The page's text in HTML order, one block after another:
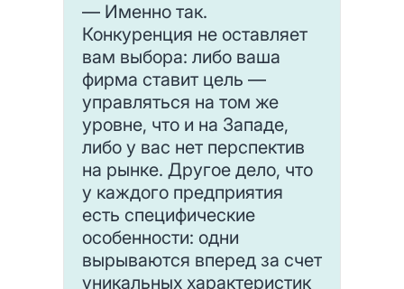
— Именно так.
Конкуренция не оставляет
вам выбора: либо ваша
фирма ставит цель —
управляться на том же
уровне, что и на Западе,
либо у вас нет перспектив
на рынке. Другое дело, что
у каждого предприятия
есть специфические
особенности: одни
вырываются вперед за счет
уникальных характеристик